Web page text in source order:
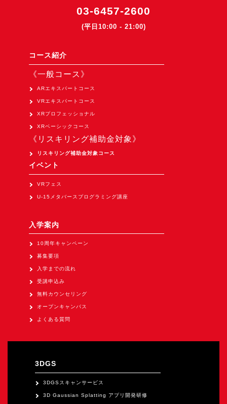
03-6457-2600
(平日10:00 - 21:00)
コース紹介
《一般コース》
ARエキスパートコース
VRエキスパートコース
XRプロフェッショナル
XRベーシックコース
《リスキリング補助金対象》
リスキリング補助金対象コース
イベント
VRフェス
U-15メタバースプログラミング講座
入学案内
10周年キャンペーン
募集要項
入学までの流れ
受講申込み
無料カウンセリング
オープンキャンパス
よくある質問
3DGS
3DGSスキャンサービス
3D Gaussian Splatting アプリ開発研修